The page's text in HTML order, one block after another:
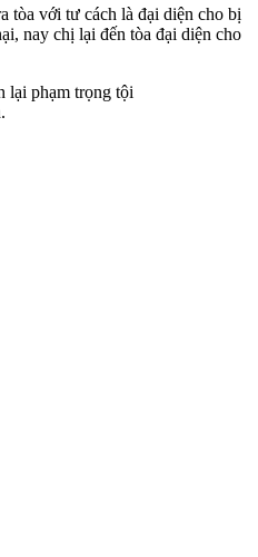
tòa với tư cách là đại diện cho bị
nay chị lại đến tòa đại diện cho